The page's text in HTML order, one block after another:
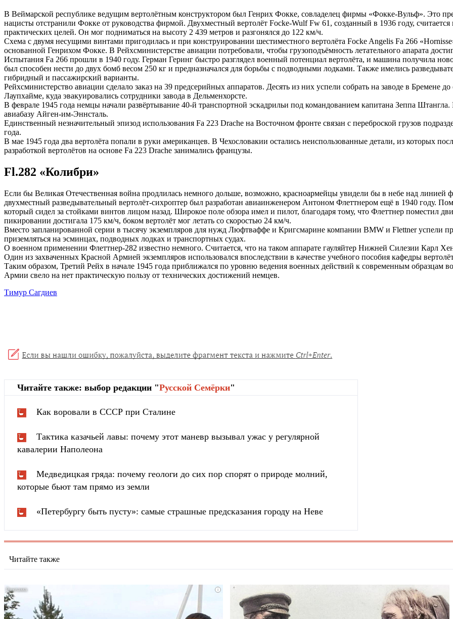
В Веймарской республике ведущим вертолётным конструктором был Генрих Фокке, совладелец фирмы «Фокке-Вульф». Это
нацисты отстранили Фокке от руководства фирмой. Двухместный вертолёт Focke-Wulf Fw 61, созданный в 1936 году,
практических целей. Он мог подниматься на высоту 2 439 метров и разгонялся до 122 км/ч.
Схема с двумя несущими винтами пригодилась и при конструировании шестиместного вертолёта Focke Angelis Fa 266
основанной Генрихом Фокке. В Рейхсминистерстве авиации потребовали, чтобы грузоподъёмность летательного апарата
Испытания Fa 266 прошли в 1940 году. Герман Геринг быстро разглядел военный потенциал вертолёта, и машина получила
был способен нести до двух бомб весом 250 кг и предназначался для борьбы с подводными лодками. Также имелись
гибридный и пассажирский варианты.
Рейхсминистерство авиации сделало заказ на 39 предсерийных аппаратов. Десять из них успели собрать на заводе в Бремене
Лаупхайме, куда эвакуировались сотрудники завода в Дельменхорсте.
В феврале 1945 года немцы начали развёртывание 40-й транспортной эскадрильи под командованием капитана Зеппа
авиабазу Айген-им-Эннсталь.
Единственный незначительный эпизод использования Fa 223 Drache на Восточном фронте связан с переброской грузов
года.
В мае 1945 года два вертолёта попали в руки американцев. В Чехословакии остались неиспользованные детали, из которых
разработкой вертолётов на основе Fa 223 Drache занимались французы.
Fl.282 «Колибри»
Если бы Великая Отечественная война продлилась немного дольше, возможно, красноармейцы увидели бы в небе над линией
двухместный разведывательный вертолёт-сихроптер был разработан авиаинженером Антоном Флеттнером ещё в 1940 году.
который сидел за стойками винтов лицом назад. Широкое поле обзора имел и пилот, благодаря тому, что Флеттнер поместил
пикировании достигала 175 км/ч, боком вертолёт мог летать со скоростью 24 км/ч.
Вместо запланированной серии в тысячу экземпляров для нужд Люфтваффе и Кригсмарине компании BMW и Flettner успели
приземляться на эсминцах, подводных лодках и транспортных судах.
О военном применении Флеттнер-282 известно немного. Считается, что на таком аппарате гауляйтер Нижней Силезии Карл
Один из захваченных Красной Армией экземпляров использовался впоследствии в качестве учебного пособия кафедры
Таким образом, Третий Рейх в начале 1945 года приближался по уровню ведения военных действий к современным образцам
Армии свело на нет практическую пользу от технических достижений немцев.
Тимур Сагдиев
Читайте также: выбор редакции "Русской Cемёрки"
Как воровали в СССР при Сталине
Тактика казачьей лавы: почему этот маневр вызывал ужас у регулярной
кавалерии Наполеона
Медведицкая гряда: почему геологи до сих пор спорят о природе молний,
которые бьют там прямо из земли
«Петербургу быть пусту»: самые страшные предсказания городу на Неве
Читайте также
i